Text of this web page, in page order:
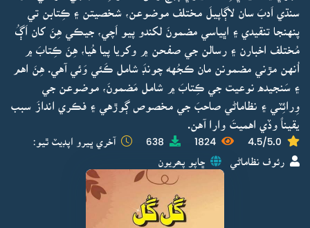
سنڌي اَدبَ سان لاڳاپيلَ مختلف موضوعن، شخصيتن ۽ ڪِتابن تي
پنهنجا تنقيدي ۽ اڀياسي مضمونَ لکندو پيو اَچي، جيڪي هِنَ کان اَڳُ
مُختلف اخبارن ۽ رسالن جي صفحن ۾ وکريا پيا هُيا، هِنَ ڪِتابَ ۾
اُنهن مڙني مضمونن مان ڪجُهه چونڊَ شامل ڪَئي وَئي آهي. هِنَ اهم
۽ سَنجيده نوعيت جي ڪِتابَ ۾ شامل مَضمونَ، موضوعن جي
وِرائِٽي ۽ نظاماڻي صاحبَ جي مخصوص ڳوڙهي ۽ فڪري اندازَ سبب
يقيناً وڏي اهميتَ وارا آهن.
4.5/5.0
1824
638 آخري ڀيرو اپڊيٽ ٿيو:
رئوف نظاماڻي ڇاپو پھريون